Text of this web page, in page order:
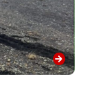
arrow_forward